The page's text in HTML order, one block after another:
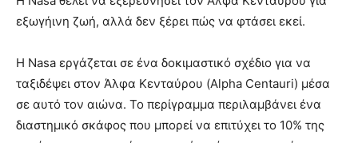
εξωγήινη ζωή, αλλά δεν ξέρει πώς να φτάσει εκεί.
Η Nasa εργάζεται σε ένα δοκιμαστικό σχέδιο για να
ταξιδέψει στον Άλφα Κενταύρου (Alpha Centauri) μέσα
σε αυτό τον αιώνα. Το περίγραμμα περιλαμβάνει ένα
διαστημικό σκάφος που μπορεί να επιτύχει το 10% της